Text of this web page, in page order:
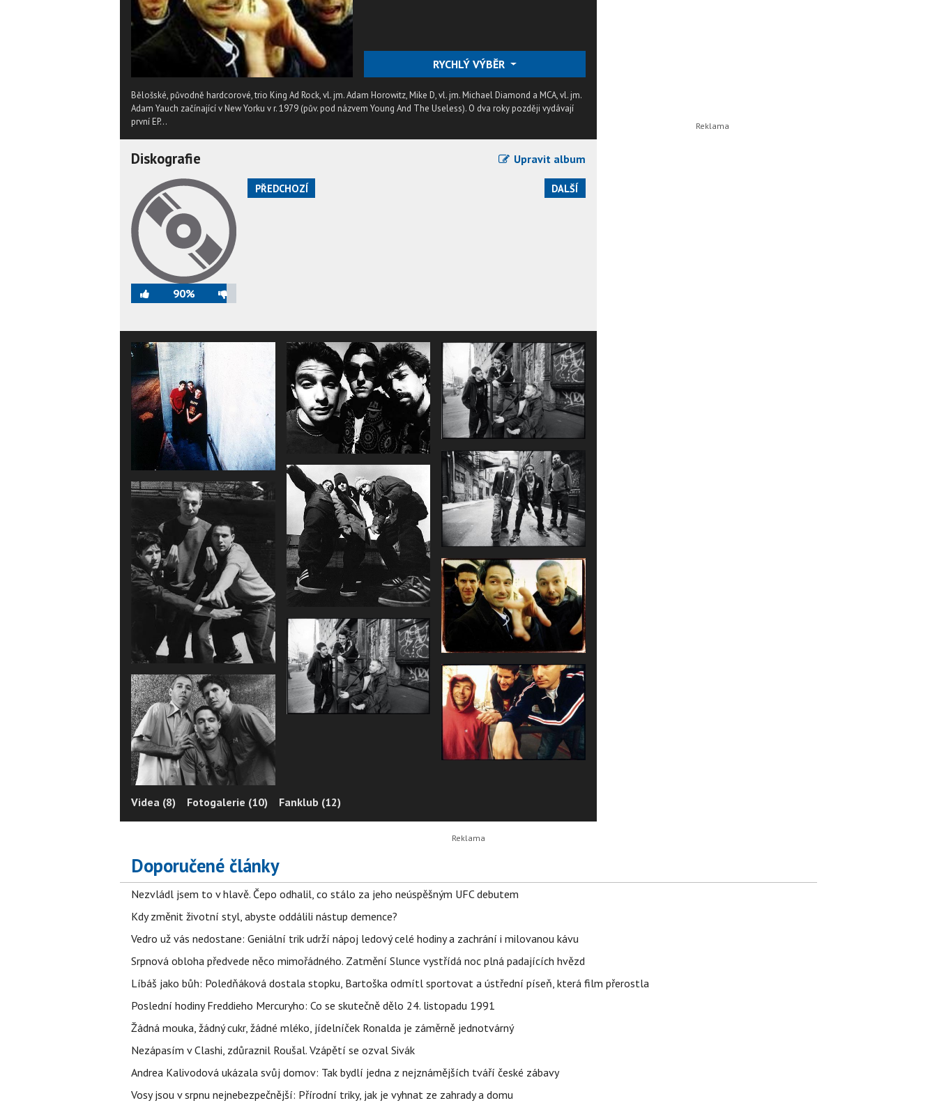
RYCHLÝ VÝBĚR
Bělošské, původně hardcorové, trio King Ad Rock, vl. jm. Adam Horowitz, Mike D, vl. jm. Michael Diamond a MCA, vl. jm.
Adam Yauch začínající v New Yorku v r. 1979 (pův. pod názvem Young And The Useless). O dva roky později vydávají
první EP...
Diskografie Upravit album
90%
PŘEDCHOZÍ DALŠÍ
Videa (8) Fotogalerie (10) Fanklub (12)
Doporučené články
Nezvládl jsem to v hlavě. Čepo odhalil, co stálo za jeho neúspěšným UFC debutem
Kdy změnit životní styl, abyste oddálili nástup demence?
Vedro už vás nedostane: Geniální trik udrží nápoj ledový celé hodiny a zachrání i milovanou kávu
Srpnová obloha předvede něco mimořádného. Zatmění Slunce vystřídá noc plná padajících hvězd
Líbáš jako bůh: Poledňáková dostala stopku, Bartoška odmítl sportovat a ústřední píseň, která film přerostla
Poslední hodiny Freddieho Mercuryho: Co se skutečně dělo 24. listopadu 1991
Žádná mouka, žádný cukr, žádné mléko, jídelníček Ronalda je záměrně jednotvárný
Nezápasím v Clashi, zdůraznil Roušal. Vzápětí se ozval Sivák
Andrea Kalivodová ukázala svůj domov: Tak bydlí jedna z nejznámějších tváří české zábavy
Vosy jsou v srpnu nejnebezpečnější: Přírodní triky, jak je vyhnat ze zahrady a domu